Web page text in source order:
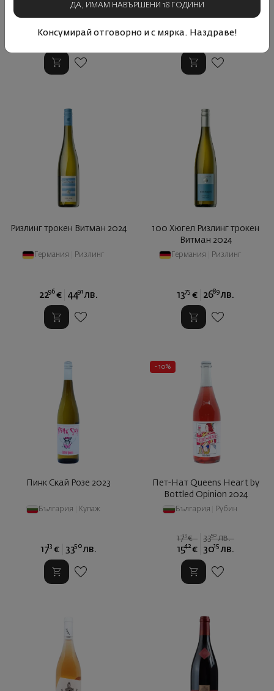
40 € 3990 12 10389
Ризлинг трокен Витман 2024
Германия Ризлинг
2296 € 4491 лв.
100 Хюгел Ризлинг трокен
Витман 2024
Германия Ризлинг
1375 € 2689 лв.
Пинк Скай Розе 2023
България Купаж
1713 € 3350 лв.
- 10%
Пет-Нат Queens Heart by
Bottled Opinion 2024
България Рубин
1713 € 3350 лв.
1542 € 3015 лв.
ДА, ИМАМ НАВЪРШЕНИ 18 ГОДИНИ
Консумирай отговорно и с мярка. Наздраве!